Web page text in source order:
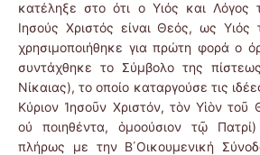
κατέληξε στο ότι ο Υιός και
Ιησούς Χριστός είναι Θεός, ως Υιός
χρησιμοποιήθηκε για πρώτη φορά ο
συντάχθηκε το Σύμβολο της
Νίκαιας), το οποίο καταργούσε τις
Κύριον Ἰησοῦν Χριστόν, τὸν Υἱὸν
οὐ ποιηθέντα, ὁμοούσιον τῷ
πλήρως με την Β΄Οικουμενική